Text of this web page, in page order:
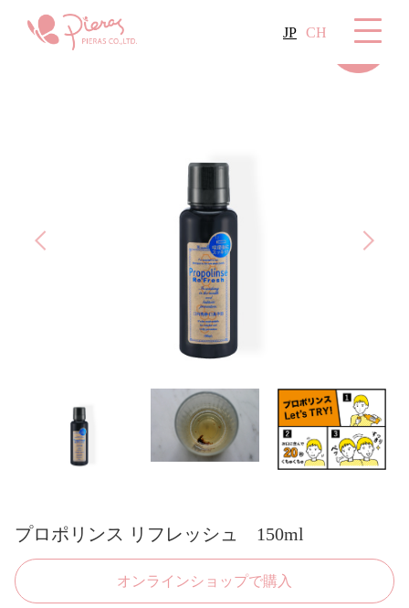
JP CH
プロポリンス リフレッシュ 150ml
オンラインショップで購入